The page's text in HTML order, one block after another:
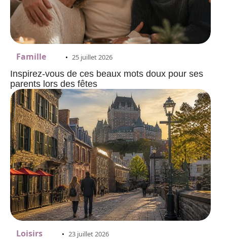
Famille 25 juillet 2026
Inspirez-vous de ces beaux mots doux pour ses
parents lors des fêtes
Loisirs 23 juillet 2026